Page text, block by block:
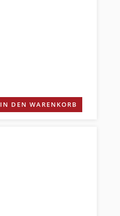
IN DEN WARENKORB